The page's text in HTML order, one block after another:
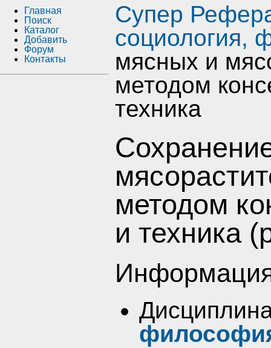
Супер
социология,
мясных и
методом
техника
методом
и техника
Главная
Поиск
Каталог
Добавить
Форум
Контакты